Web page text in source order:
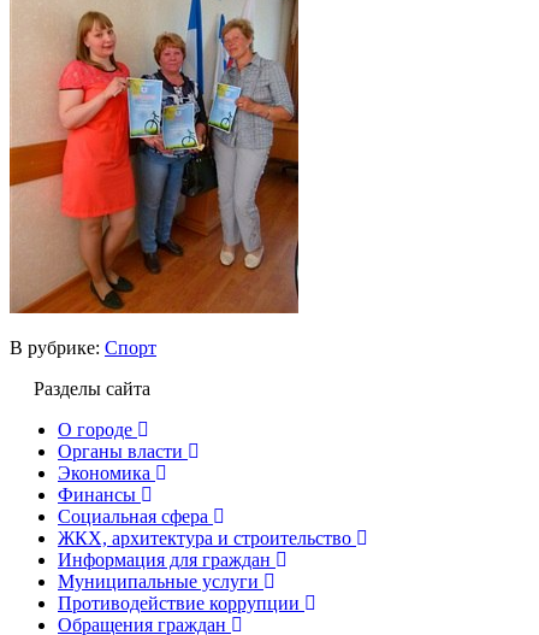
В рубрике: Спорт
Разделы сайта
О городе
Органы власти
Экономика
Финансы
Социальная сфера
ЖКХ, архитектура и строительство
Информация для граждан
Муниципальные услуги
Противодействие коррупции
Обращения граждан